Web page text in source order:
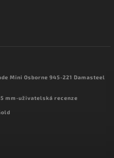
Mini Osborne 945-221 Damasteel
mm-uživatelská recenze